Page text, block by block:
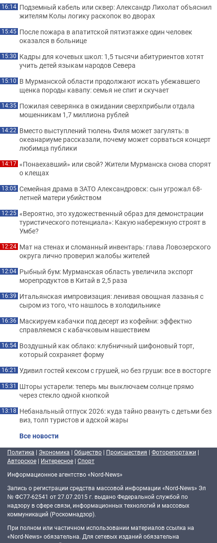
16:14 Подземный кабель или сквер: Александр Лихолат объяснил
жителям Колы логику раскопок во дворах
15:45 После пожара в апатитской пятиэтажке один человек
оказался в больнице
15:30 Кадры для кочевых школ: 1,5 тысячи абитуриентов хотят
учить детей языкам народов Севера
15:10 В Мурманской области продолжают искать убежавшего
щенка породы кавапу: семья не спит и скучает
14:35 Пожилая северянка в ожидании сверхприбыли отдала
мошенникам 1,7 миллиона рублей
14:22 Вместо выступлений тюлень Филя может загулять: в
океанариуме рассказали, почему может сорваться концерт
любимца публики
14:17 «Понаехавший» или свой? Жители Мурманска снова спорят
о клещах
13:05 Семейная драма в ЗАТО Александровск: сын угрожал 68-
летней матери убийством
12:25 «Вероятно, это художественный образ для демонстрации
туристического потенциала»: Какую набережную строят в
Умбе?
12:24 Мат на стенах и сломанный инвентарь: глава Ловозерского
округа лично проверил жалобы жителей
12:04 Рыбный бум: Мурманская область увеличила экспорт
морепродуктов в Китай в 2,5 раза
16:39 Итальянская импровизация: ленивая овощная лазанья с
сыром из того, что нашлось в холодильнике
16:36 Маскируем кабачки под десерт из кофейни: эффектно
справляемся с кабачковым нашествием
16:54 Воздушный как облако: клубничный шифоновый торт,
который сохраняет форму
16:21 Удивил гостей кексом с грушей, но без груши: все в восторге
15:31 Шторы устарели: теперь мы выключаем солнце прямо
через стекло одной кнопкой
13:18 Небанальный отпуск 2026: куда тайно рвануть с детьми без
виз, толп туристов и адской жары
Все новости
Политика | Экономика | Общество | Происшествия | Фоторепортажи |
Авторское | Интересное | Спорт
Информационное агентство «Nord-News»
Запись о регистрации средства массовой информации «Nord-News» Эл
№ ФС77-62541 от 27.07.2015 г. выдано Федеральной службой по
надзору в сфере связи, информационных технологий и массовых
коммуникаций (Роскомнадзор).
При полном или частичном использовании материалов ссылка на
«Nord-News» обязательна. Для сетевых изданий обязательна